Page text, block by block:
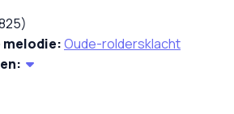
melodie:Oude-roldersklacht